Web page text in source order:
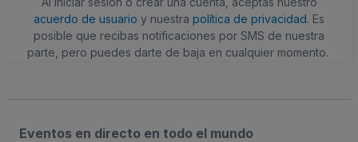
acuerdo de usuario y nuestra política de privacidad. Es
posible que recibas notificaciones por SMS de nuestra
parte, pero puedes darte de baja en cualquier momento.
Eventos en directo en todo el mundo